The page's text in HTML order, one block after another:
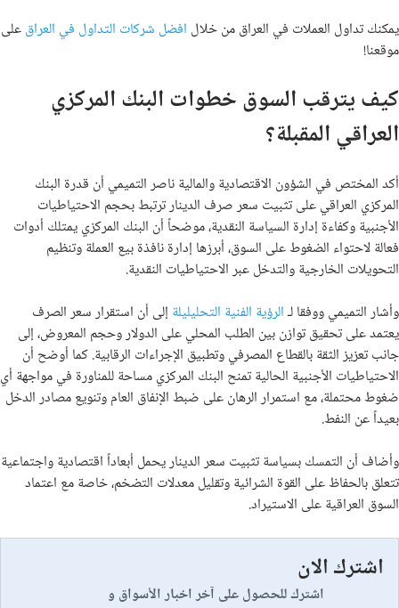
يمكنك تداول العملات في العراق من خلال افضل شركات التداول في العراقعلى
موقعنا!
كيف يترقب السوق خطوات البنك المركزي
العراقي المقبلة؟
أكد المختص في الشؤون الاقتصادية والمالية ناصر التميمي أن قدرة البنك
المركزي العراقي على تثبيت سعر صرف الدينار ترتبط بحجم الاحتياطيات
الأجنبية وكفاءة إدارة السياسة النقدية، موضحاً أن البنك المركزي يمتلك أدوات
فعالة لاحتواء الضغوط على السوق، أبرزها إدارة نافذة بيع العملة وتنظيم
التحويلات الخارجية والتدخل عبر الاحتياطيات النقدية.
وأشار التميمي ووفقا لـالرؤية الفنية التحليليلة إلى أن استقرار سعر الصرف
يعتمد على تحقيق توازن بين الطلب المحلي على الدولار وحجم المعروض، إلى
جانب تعزيز الثقة بالقطاع المصرفي وتطبيق الإجراءات الرقابية. كما أوضح أن
الاحتياطيات الأجنبية الحالية تمنح البنك المركزي مساحة للمناورة في مواجهة أي
ضغوط محتملة، مع استمرار الرهان على ضبط الإنفاق العام وتنويع مصادر الدخل
بعيداً عن النفط.
وأضاف أن التمسك بسياسة تثبيت سعر الدينار يحمل أبعاداً اقتصادية واجتماعية
تتعلق بالحفاظ على القوة الشرائية وتقليل معدلات التضخم، خاصة مع اعتماد
السوق العراقية على الاستيراد.
اشترك الان
اشترك للحصول على آخر اخبار الأسواق و